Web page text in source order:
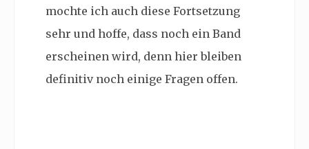
mochte ich auch diese Fortsetzung
sehr und hoffe, dass noch ein Band
erscheinen wird, denn hier bleiben
definitiv noch einige Fragen offen.